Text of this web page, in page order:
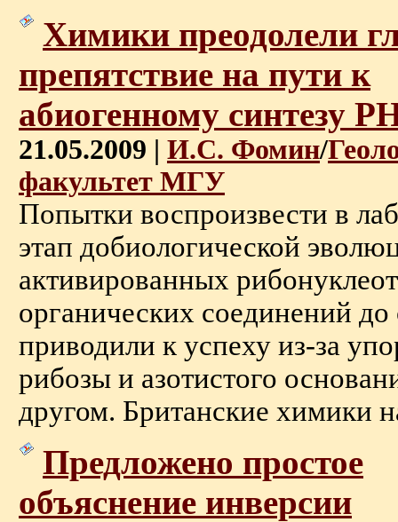
Химики преодолели
препятствие на пути к
абиогенному синтезу
21.05.2009 | И.С. Фомин/
факультет МГУ
Попытки воспроизвести в
этап добиологической
активированных
органических соединений
приводили к успеху из-за
рибозы и азотистого
другом. Британские химики
Предложено простое
объяснение инверсии